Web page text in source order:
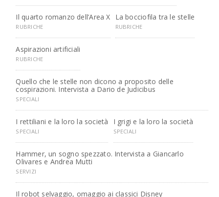
Il quarto romanzo dell’Area X
RUBRICHE
La bocciofila tra le stelle
RUBRICHE
Aspirazioni artificiali
RUBRICHE
Quello che le stelle non dicono a proposito delle
cospirazioni. Intervista a Dario de Judicibus
SPECIALI
I rettiliani e la loro la società
SPECIALI
I grigi e la loro la società
SPECIALI
Hammer, un sogno spezzato. Intervista a Giancarlo
Olivares e Andrea Mutti
SERVIZI
Il robot selvaggio, omaggio ai classici Disney